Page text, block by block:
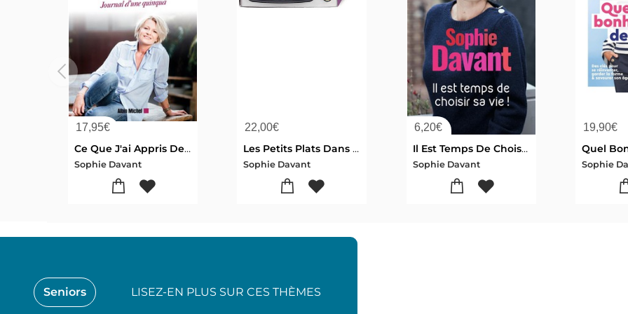
17,95€
Ce Que J'ai Appris De Moi ; Journal D'une Quinqua
Sophie Davant
22,00€
Les Petits Plats Dans L'ecran
Sophie Davant
6,20€
Il Est Temps De Choisir Sa Vie !
Sophie Davant
19,90€
Sophie
Seniors LISEZ-EN PLUS SUR CES THÈMES